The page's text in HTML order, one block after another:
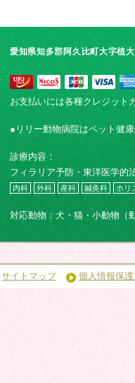
愛知県知多郡阿久比町大字植
お支払いには各種クレジット
●リリー動物病院はペット健
診療内容：
フィラリア予防・東洋医学的
内科 外科 産科 鍼灸科 ホリ
対応動物：犬・猫・小動物（
サイトマップ 個人情報保